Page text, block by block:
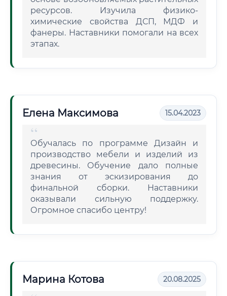
ресурсов. Изучила физико-
химические свойства ДСП, МДФ и
фанеры. Наставники помогали на всех
этапах.
Елена Максимова 15.04.2023
Обучалась по программе Дизайн и
производство мебели и изделий из
древесины. Обучение дало полные
знания от эскизирования до
финальной сборки. Наставники
оказывали сильную поддержку.
Огромное спасибо центру!
Марина Котова 20.08.2025